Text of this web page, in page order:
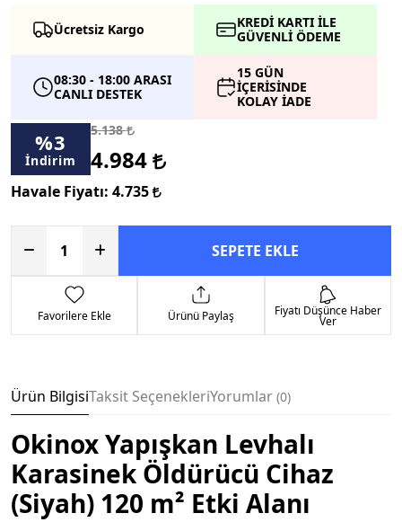
Ücretsiz Kargo
KREDİ KARTI İLE
GÜVENLİ ÖDEME
08:30 - 18:00 ARASI
CANLI DESTEK
15 GÜN
İÇERİSİNDE
KOLAY İADE
%3
İndirim
5.138
4.984
Havale Fiyatı: 4.735
SEPETE EKLE
Favorilere Ekle Ürünü Paylaş Fiyatı Düşünce Haber
Ver
Ürün BilgisiTaksit SeçenekleriYorumlar 0
Okinox Yapışkan Levhalı
Karasinek Öldürücü Cihaz
(Siyah) 120 m² Etki Alanı